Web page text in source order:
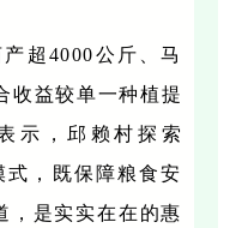
超4000公斤、马
收益较单一种植提
示，邱赖村探索
式，既保障粮食安
，是实实在在的惠